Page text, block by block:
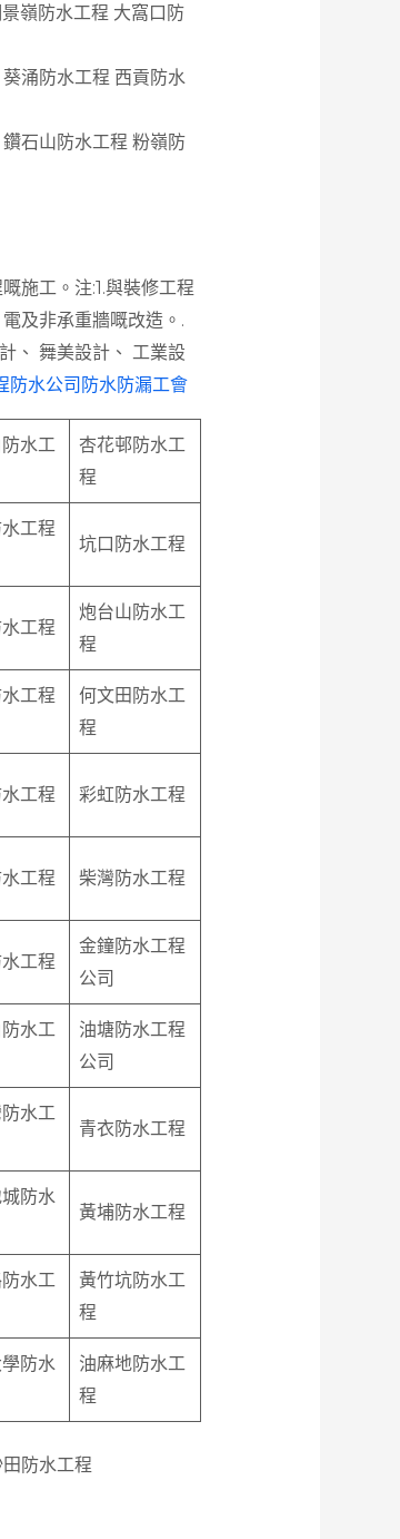
嶺防水工程 大窩口防
涌防水工程 西貢防水
石山防水工程 粉嶺防
施工。注:1.與裝修工程
及非承重牆嘅改造。.
、 舞美設計、 工業設
防水公司防水防漏工會
水工
杏花邨防水工
程
工程
坑口防水工程
工程
炮台山防水工
程
工程
何文田防水工
程
工程 彩虹防水工程
工程 柴灣防水工程
工程
金鐘防水工程
公司
水工
油塘防水工程
公司
水工
青衣防水工程
防水
黃埔防水工程
水工
黃竹坑防水工
程
防水
油麻地防水工
程
防水工程